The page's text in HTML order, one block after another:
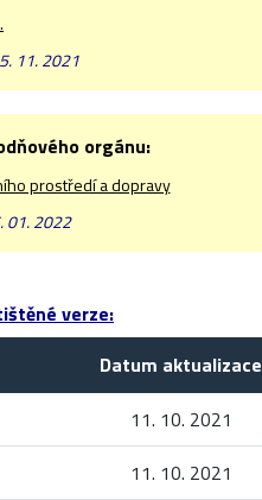
11. 2021
orgánu:
prostředí a dopravy
01. 2022
verze:
Datum aktualizace
11. 10. 2021
11. 10. 2021